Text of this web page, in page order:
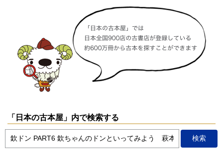
「日本の古本屋」内で検索する